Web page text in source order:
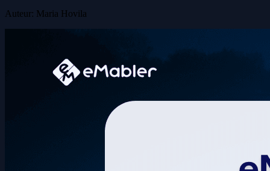
Auteur: Maria Hovila